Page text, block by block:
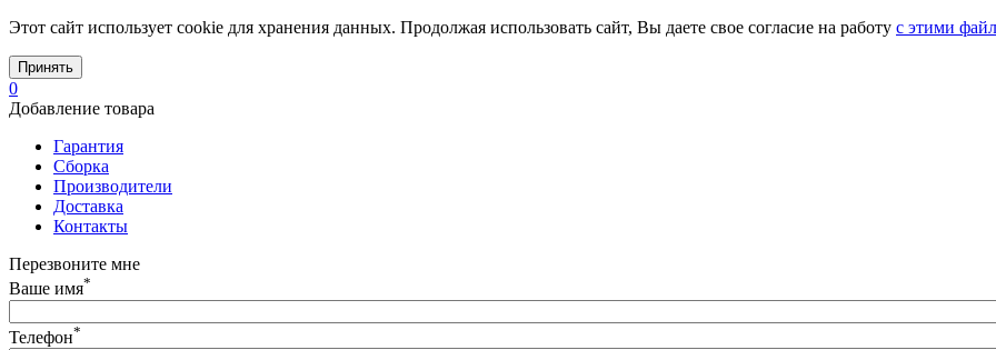
Этот сайт использует cookie для хранения данных. Продолжая использовать сайт, Вы даете свое согласие на работу с этими
Принять
0
Добавление товара
Гарантия
Сборка
Производители
Доставка
Контакты
Перезвоните мне
Ваше имя*
Телефон*